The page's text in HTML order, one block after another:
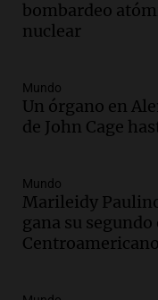
jóvenes
Panorama
marcha atrás
“Frenamos
Amamos
Audio.
Federal
nuevo tema a
Viva la Radio
bombardeo
nuclear
Mundo
Un órgano en
de John Cage
Mundo
Marileidy
gana su